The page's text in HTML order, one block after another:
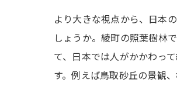
より大きな視点から、日本
しょうか。綾町の照葉樹林
て、日本では人がかかわっ
す。例えば鳥取砂丘の景観